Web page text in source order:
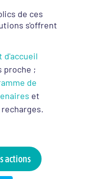
de ces
s'offrent
d'accueil
proche ;
de
et
actions